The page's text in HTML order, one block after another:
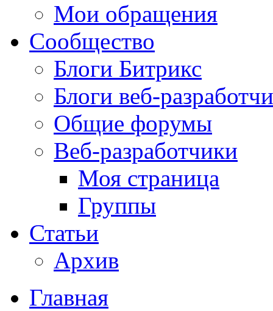
Мои обращения
Сообщество
Блоги Битрикс
Блоги веб-
Общие форумы
Веб-разработчики
Моя страница
Группы
Статьи
Архив
Главная